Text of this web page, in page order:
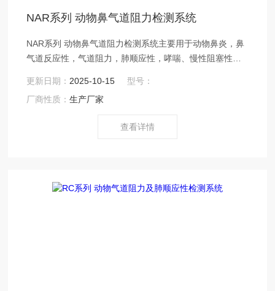
NAR系列 动物鼻气道阻力检测系统
NAR系列 动物鼻气道阻力检测系统主要用于动物鼻炎，鼻
气道反应性，气道阻力，肺顺应性，哮喘、慢性阻塞性肺
气道阻力，DSI EMMS EMKA 变应性鼻炎，allergic rhinitis
动物肺功能检测，过敏性鼻炎相关研究的实验。
更新日期： 2025-10-15
型号：
厂商性质：生产厂家
查看详情